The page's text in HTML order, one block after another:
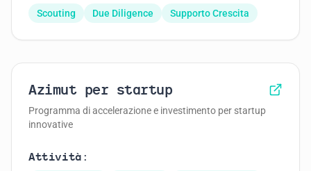
Scouting Due Diligence Supporto Crescita
Azimut per startup
Programma di accelerazione e investimento per startup
innovative
Attività: